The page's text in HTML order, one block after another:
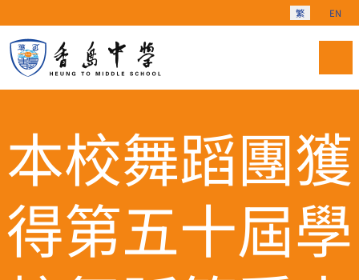
選擇你的語言
繁 EN
本校舞蹈團獲
得第五十屆學